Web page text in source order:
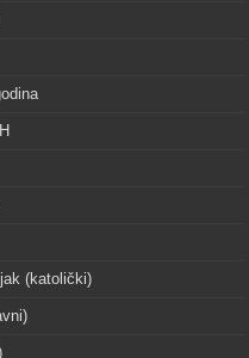
(katolički)